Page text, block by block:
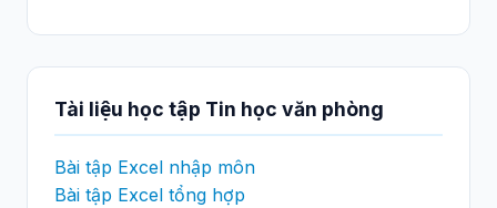
Tài liệu học tập Tin học văn phòng
Bài tập Excel nhập môn
Bài tập Excel tổng hợp